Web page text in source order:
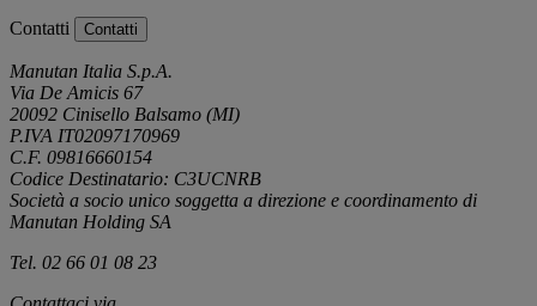
Contatti Contatti
Manutan Italia S.p.A.
Via De Amicis 67
20092 Cinisello Balsamo (MI)
P.IVA IT02097170969
C.F. 09816660154
Codice Destinatario: C3UCNRB
Società a socio unico soggetta a direzione e coordinamento di
Manutan Holding SA
Tel. 02 66 01 08 23